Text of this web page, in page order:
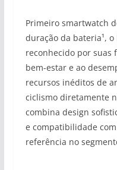
Primeiro smartwatch
duração da bateria¹, o
reconhecido por suas
bem-estar e ao
recursos inéditos de
ciclismo diretamente
combina design
e compatibilidade
referência no